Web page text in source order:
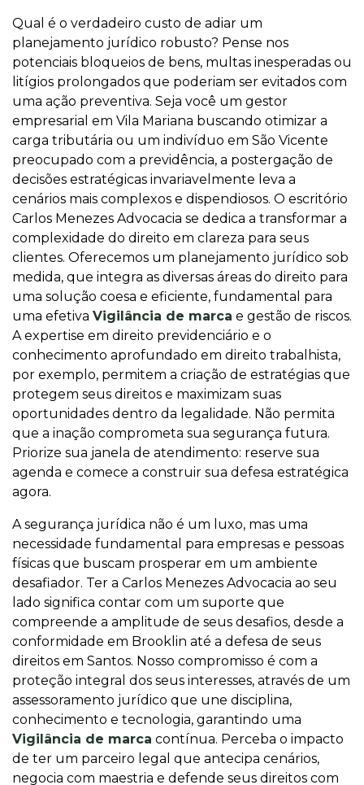
Qual é o verdadeiro custo de adiar um
planejamento jurídico robusto? Pense nos
potenciais bloqueios de bens, multas inesperadas ou
litígios prolongados que poderiam ser evitados com
uma ação preventiva. Seja você um gestor
empresarial em Vila Mariana buscando otimizar a
carga tributária ou um indivíduo em São Vicente
preocupado com a previdência, a postergação de
decisões estratégicas invariavelmente leva a
cenários mais complexos e dispendiosos. O escritório
Carlos Menezes Advocacia se dedica a transformar a
complexidade do direito em clareza para seus
clientes. Oferecemos um planejamento jurídico sob
medida, que integra as diversas áreas do direito para
uma solução coesa e eficiente, fundamental para
uma efetiva Vigilância de marca e gestão de riscos.
A expertise em direito previdenciário e o
conhecimento aprofundado em direito trabalhista,
por exemplo, permitem a criação de estratégias que
protegem seus direitos e maximizam suas
oportunidades dentro da legalidade. Não permita
que a inação comprometa sua segurança futura.
Priorize sua janela de atendimento: reserve sua
agenda e comece a construir sua defesa estratégica
agora.
A segurança jurídica não é um luxo, mas uma
necessidade fundamental para empresas e pessoas
físicas que buscam prosperar em um ambiente
desafiador. Ter a Carlos Menezes Advocacia ao seu
lado significa contar com um suporte que
compreende a amplitude de seus desafios, desde a
conformidade em Brooklin até a defesa de seus
direitos em Santos. Nosso compromisso é com a
proteção integral dos seus interesses, através de um
assessoramento jurídico que une disciplina,
conhecimento e tecnologia, garantindo uma
Vigilância de marca contínua. Perceba o impacto
de ter um parceiro legal que antecipa cenários,
negocia com maestria e defende seus direitos com